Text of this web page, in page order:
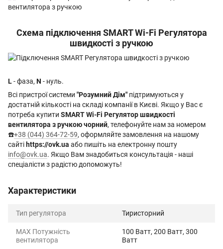
Схема підключення SMART Wi-Fi Регулятора
швидкості з ручкою
L- фаза, N - нуль.
Всі пристрої системи "Розумний Дім" підтримуються у
достатній кількості на складі компанії в Києві. Якщо у Вас є
потреба купити SMART Wi-Fi Регулятор швидкості
вентилятора з ручкою чорний, телефонуйте нам за номером
☎️+38 (044) 364-72-59, оформляйте замовлення на нашому
сайті https://ovk.ua або пишіть на електронну пошту
info@ovk.ua. Якщо Вам знадобиться консультація - наші
спеціалісти з радістю допоможуть!
Характеристики
Тип регулятора Тиристорний
MAX Потужність
вентилятора
100 Ватт, 200 Ватт, 300
Ватт